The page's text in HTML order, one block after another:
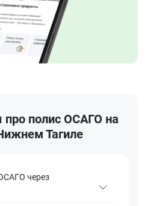
полис ОСАГО на
Тагиле
через